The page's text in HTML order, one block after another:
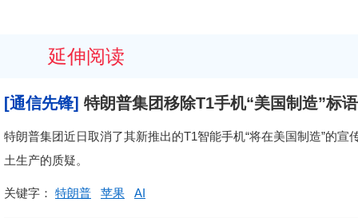
延伸阅读
[通信先锋] 特朗普集团移除T1手机“美国制造”标
特朗普集团近日取消了其新推出的T1智能手机“将在美国制造”的
土生产的质疑。
关键字： 特朗普 苹果 AI